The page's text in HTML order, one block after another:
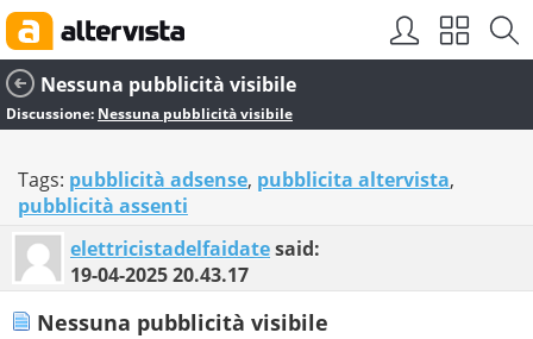
Nessuna pubblicità visibile
Discussione: Nessuna pubblicità visibile
Tags: pubblicità adsense, pubblicita altervista,
pubblicità assenti
elettricistadelfaidatesaid:
19-04-202520.43.17
Nessuna pubblicità visibile